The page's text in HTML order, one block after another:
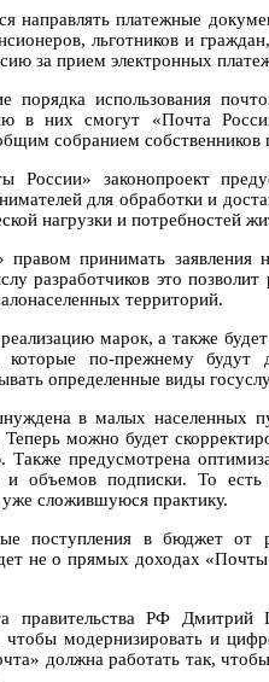
направлять платежные
льготников и
за прием электронных
порядка использования
в них смогут «Почта
собранием
законопроект
для обработки и
нагрузки и потребностей
принимать заявления
разработчиков это
территорий.
марок, а также
по-прежнему будут
определенные виды
в малых населенных
можно будет
Также предусмотрена
и объемов подписки. То
сложившуюся практику.
поступления в бюджет
не о прямых доходах
правительства РФ Дмитрий
модернизировать и
должна работать так,